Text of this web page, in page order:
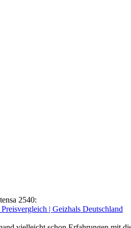
2540:
| Geizhals Deutschland